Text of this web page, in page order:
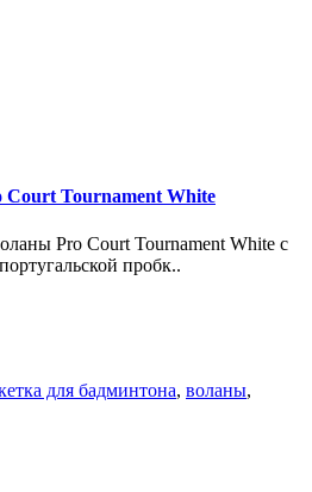
Tournament White
Pro Court Tournament White с
пробк..
для бадминтона, воланы,